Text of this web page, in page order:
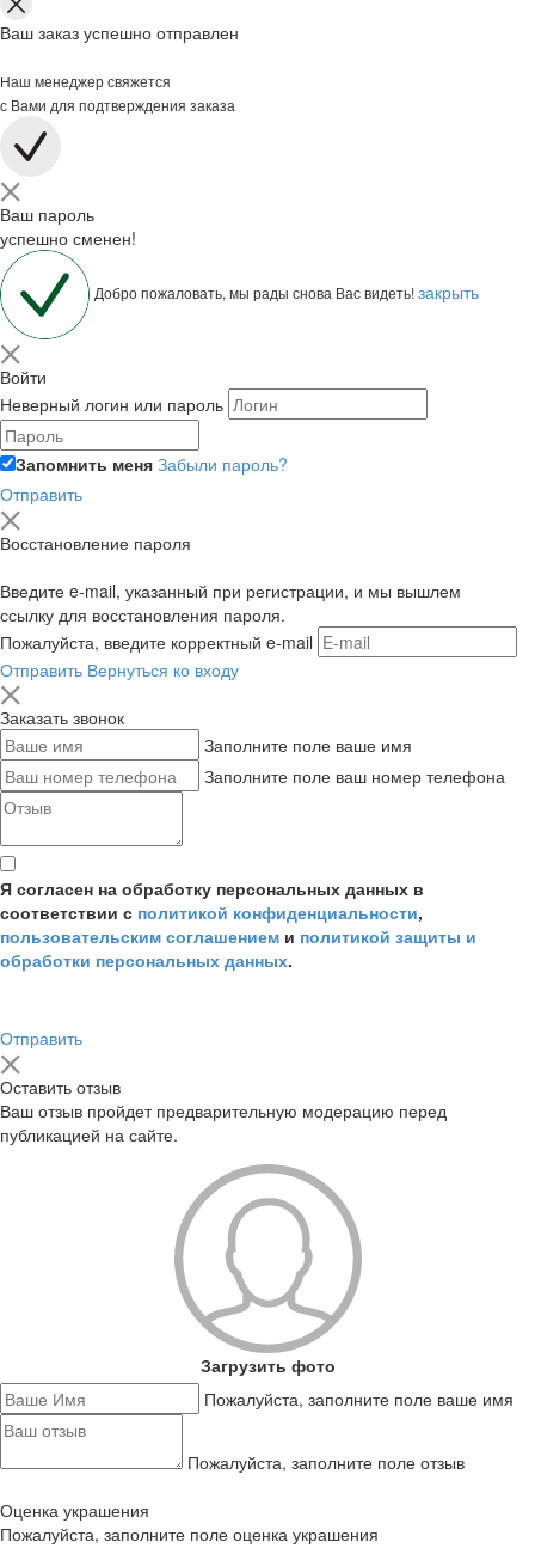
Ваш заказ успешно отправлен
Наш менеджер свяжется
с Вами для подтверждения заказа
Ваш пароль
успешно сменен!
Добро пожаловать, мы рады снова Вас видеть!закрыть
Войти
Неверный логин или пароль
Запомнить меня Забыли пароль?
Отправить
Восстановление пароля
Введите e-mail, указанный при регистрации, и мы вышлем
ссылку для восстановления пароля.
Пожалуйста, введите корректный e-mail
Отправить Вернуться ко входу
Заказать звонок
Заполните поле ваше имя
Заполните поле ваш номер телефона
Я согласен на обработку персональных данных в
соответствии с политикой конфиденциальности,
пользовательским соглашением и политикой защиты и
обработки персональных данных.
Отправить
Оставить отзыв
Ваш отзыв пройдет предварительную модерацию перед
публикацией на сайте.
Загрузить фото
Пожалуйста, заполните поле ваше имя
Пожалуйста, заполните поле отзыв
Оценка украшения
Пожалуйста, заполните поле оценка украшения